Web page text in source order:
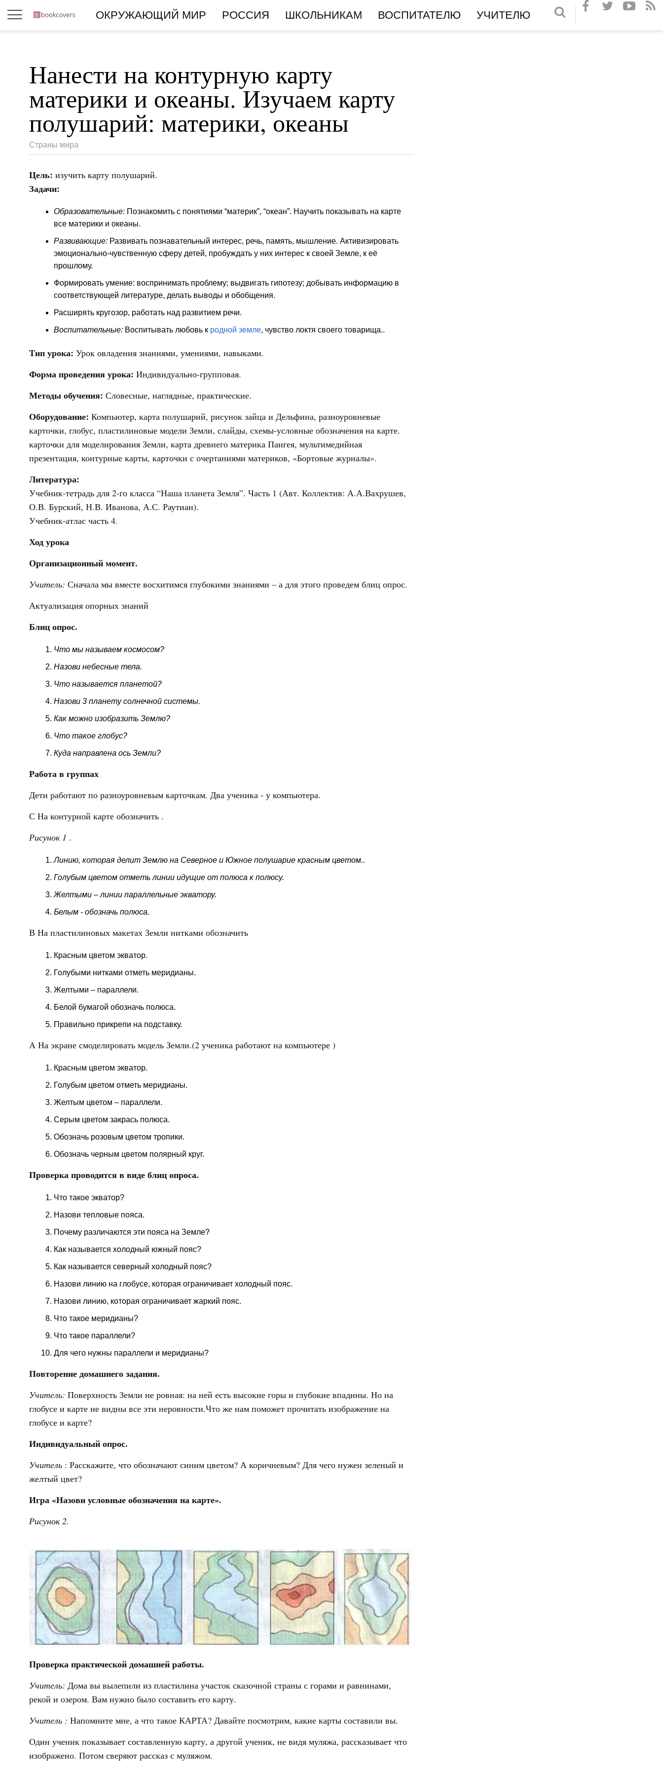
ОКРУЖАЮЩИЙ МИР РОССИЯ ШКОЛЬНИКАМ ВОСПИТАТЕЛЮ УЧИТЕЛЮ
Нанести на контурную карту
материки и океаны. Изучаем карту
полушарий: материки, океаны
Страны мира
Цель: изучить карту полушарий.
Задачи:
Образовательные: Познакомить с понятиями “материк”, “океан”. Научить показывать на карте
все материки и океаны.
Развивающие: Развивать познавательный интерес, речь, память, мышление. Активизировать
эмоционально-чувственную сферу детей, пробуждать у них интерес к своей Земле, к её
прошлому.
Формировать умение: воспринимать проблему; выдвигать гипотезу; добывать информацию в
соответствующей литературе, делать выводы и обобщения.
Расширять кругозор, работать над развитием речи.
Воспитательные: Воспитывать любовь к родной земле, чувство локтя своего товарища..
Тип урока: Урок овладения знаниями, умениями, навыками.
Форма проведения урока: Индивидуально-групповая.
Методы обучения: Словесные, наглядные, практические.
Оборудование: Компьютер, карта полушарий, рисунок зайца и Дельфина, разноуровневые
карточки, глобус, пластилиновые модели Земли, слайды, схемы-условные обозначения на карте.
карточки для моделирования Земли, карта древнего материка Пангея, мультимедийная
презентация, контурные карты, карточки с очертаниями материков, «Бортовые журналы».
Литература:
Учебник-тетрадь для 2-го класса “Наша планета Земля”. Часть 1 (Авт. Коллектив: А.А.Вахрушев,
О.В. Бурский, Н.В. Иванова, А.С. Раутиан).
Учебник-атлас часть 4.
Ход урока
Организационный момент.
Учитель: Сначала мы вместе восхитимся глубокими знаниями – а для этого проведем блиц опрос.
Актуализация опорных знаний
Блиц опрос.
Что мы называем космосом?
Назови небесные тела.
Что называется планетой?
Назови 3 планету солнечной системы.
Как можно изобразить Землю?
Что такое глобус?
Куда направлена ось Земли?
Работа в группах
Дети работают по разноуровневым карточкам. Два ученика - у компьютера.
С На контурной карте обозначить .
Рисунок 1 .
Линию, которая делит Землю на Северное и Южное полушарие красным цветом..
Голубым цветом отметь линии идущие от полюса к полюсу.
Желтыми – линии параллельные экватору.
Белым - обозначь полюса.
В На пластилиновых макетах Земли нитками обозначить
Красным цветом экватор.
Голубыми нитками отметь меридианы.
Желтыми – параллели.
Белой бумагой обозначь полюса.
Правильно прикрепи на подставку.
А На экране смоделировать модель Земли.(2 ученика работают на компьютере )
Красным цветом экватор.
Голубым цветом отметь меридианы.
Желтым цветом – параллели.
Серым цветом закрась полюса.
Обозначь розовым цветом тропики.
Обозначь черным цветом полярный круг.
Проверка проводится в виде блиц опроса.
Что такое экватор?
Назови тепловые пояса.
Почему различаются эти пояса на Земле?
Как называется холодный южный пояс?
Как называется северный холодный пояс?
Назови линию на глобусе, которая ограничивает холодный пояс.
Назови линию, которая ограничивает жаркий пояс.
Что такое меридианы?
Что такое параллели?
Для чего нужны параллели и меридианы?
Повторение домашнего задания.
Учитель: Поверхность Земли не ровная: на ней есть высокие горы и глубокие впадины. Но на
глобусе и карте не видны все эти неровности.Что же нам поможет прочитать изображение на
глобусе и карте?
Индивидуальный опрос.
Учитель : Расскажите, что обозначают синим цветом? А коричневым? Для чего нужен зеленый и
желтый цвет?
Игра «Назови условные обозначения на карте».
Рисунок 2.
Проверка практической домашней работы.
Учитель: Дома вы вылепили из пластилина участок сказочной страны с горами и равнинами,
рекой и озером. Вам нужно было составить его карту.
Учитель : Напомните мне, а что такое КАРТА? Давайте посмотрим, какие карты составили вы.
Один ученик показывает составленную карту, а другой ученик, не видя муляжа, рассказывает что
изображено. Потом сверяют рассказ с муляжом.